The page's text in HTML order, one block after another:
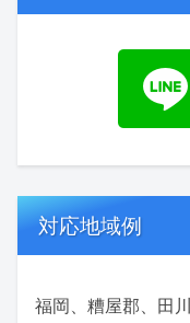
対応地域例
福岡、糟屋郡、田